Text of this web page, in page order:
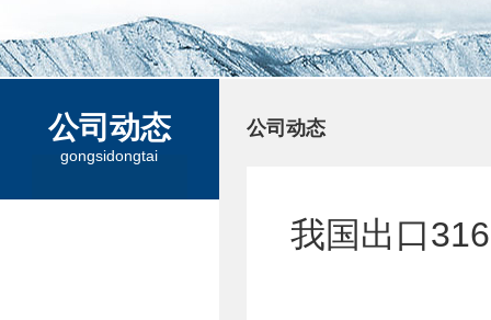
公司动态
gongsidongtai
公司动态
我国出口